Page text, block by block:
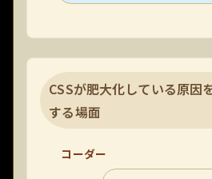
CSSが肥大化している原因
する場面
コーダー